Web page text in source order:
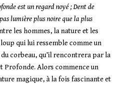
est un regard noyé ; Dent de
lumière plus noire que la plus
les hommes, la nature et les
qui lui ressemble comme un
corbeau, qu’il rencontrera par la
Profonde. Alors commence un
magique, à la fois fascinante et